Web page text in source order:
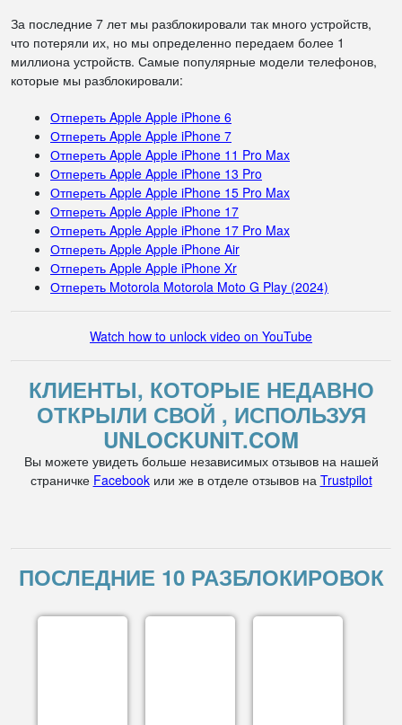
За последние 7 лет мы разблокировали так много устройств,
что потеряли их, но мы определенно передаем более 1
миллиона устройств. Самые популярные модели телефонов,
которые мы разблокировали:
Отпереть Apple Apple iPhone 6
Отпереть Apple Apple iPhone 7
Отпереть Apple Apple iPhone 11 Pro Max
Отпереть Apple Apple iPhone 13 Pro
Отпереть Apple Apple iPhone 15 Pro Max
Отпереть Apple Apple iPhone 17
Отпереть Apple Apple iPhone 17 Pro Max
Отпереть Apple Apple iPhone Air
Отпереть Apple Apple iPhone Xr
Отпереть Motorola Motorola Moto G Play (2024)
Watch how to unlock video on YouTube
КЛИЕНТЫ, КОТОРЫЕ НЕДАВНО
ОТКРЫЛИ СВОЙ , ИСПОЛЬЗУЯ
UNLOCKUNIT.COM
Вы можете увидеть больше независимых отзывов на нашей
страничке Facebookили же в отделе отзывов на Trustpilot
ПОСЛЕДНИЕ 10 РАЗБЛОКИРОВОК